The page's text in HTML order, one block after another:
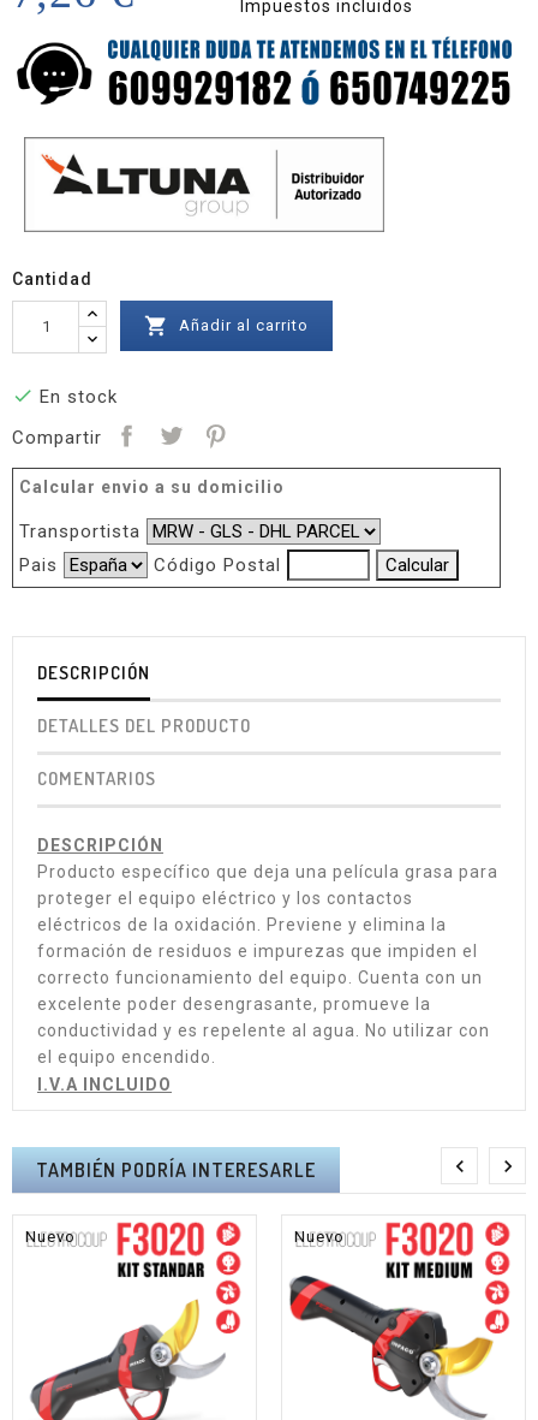
Impuestos incluidos
Cantidad
 Añadir al carrito
 En stock
Compartir
Calcular envio a su domicilio
Transportista
Pais
Código Postal
DESCRIPCIÓN
DETALLES DEL PRODUCTO
COMENTARIOS
DESCRIPCIÓN
Producto específico que deja una película grasa para
proteger el equipo eléctrico y los contactos
eléctricos de la oxidación. Previene y elimina la
formación de residuos e impurezas que impiden el
correcto funcionamiento del equipo. Cuenta con un
excelente poder desengrasante, promueve la
conductividad y es repelente al agua. No utilizar con
el equipo encendido.
I.V.A INCLUIDO
TAMBIÉN PODRÍA INTERESARLE
Nuevo Nuevo
 